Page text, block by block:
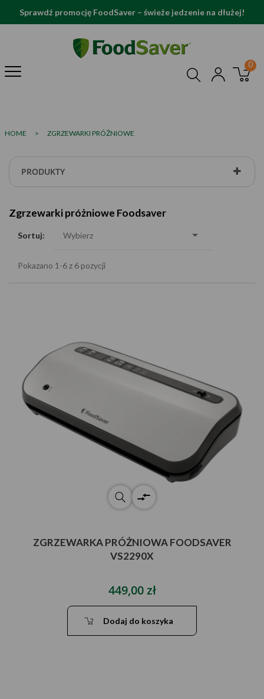
Sprawdź promocję FoodSaver – świeże jedzenie na dłużej!
HOME > ZGRZEWARKI PRÓŻNIOWE
PRODUKTY
Zgrzewarki próżniowe Foodsaver
Sortuj: Wybierz 
Pokazano 1-6 z 6 pozycji
ZGRZEWARKA PRÓŻNIOWA FOODSAVER
VS2290X
449,00 zł
Dodaj do koszyka